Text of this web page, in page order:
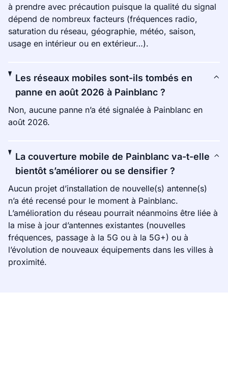
à prendre avec précaution puisque la qualité du signal
dépend de nombreux facteurs (fréquences radio,
saturation du réseau, géographie, météo, saison,
usage en intérieur ou en extérieur…).
Les réseaux mobiles sont-ils tombés en
panne en août 2026 à Painblanc ?
Non, aucune panne n’a été signalée à Painblanc en
août 2026.
La couverture mobile de Painblanc va-t-elle
bientôt s’améliorer ou se densifier ?
Aucun projet d’installation de nouvelle(s) antenne(s)
n’a été recensé pour le moment à Painblanc.
L’amélioration du réseau pourrait néanmoins être liée à
la mise à jour d’antennes existantes (nouvelles
fréquences, passage à la 5G ou à la 5G+) ou à
l’évolution de nouveaux équipements dans les villes à
proximité.